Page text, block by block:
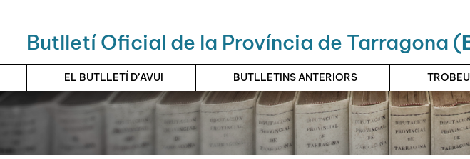
Butlletí Oficial de la Província de Tarragona (
EL BUTLLETÍ D’AVUI BUTLLETINS ANTERIORS